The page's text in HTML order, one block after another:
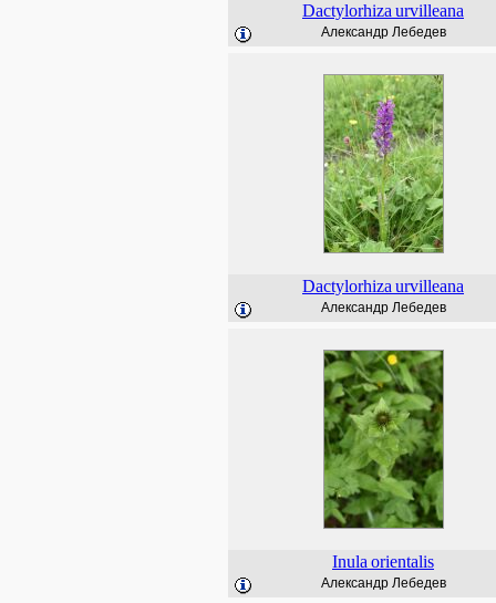
Dactylorhiza urvilleana
Александр Лебедев
Dactylorhiza urvilleana
Александр Лебедев
Inula orientalis
Александр Лебедев